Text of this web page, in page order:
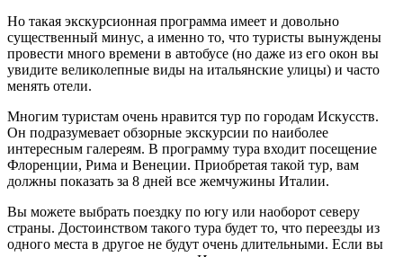
Но такая экскурсионная программа имеет и довольно
существенный минус, а именно то, что туристы вынуждены
провести много времени в автобусе (но даже из его окон вы
увидите великолепные виды на итальянские улицы) и часто
менять отели.
Многим туристам очень нравится тур по городам Искусств.
Он подразумевает обзорные экскурсии по наиболее
интересным галереям. В программу тура входит посещение
Флоренции, Рима и Венеции. Приобретая такой тур, вам
должны показать за 8 дней все жемчужины Италии.
Вы можете выбрать поездку по югу или наоборот северу
страны. Достоинством такого тура будет то, что переезды из
одного места в другое не будут очень длительными. Если вы